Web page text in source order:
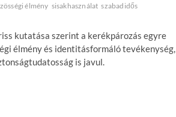
élmény sisakhasználat szabadidős
kutatása szerint a kerékpározás egyre
élmény és identitásformáló tevékenység,
is javul.